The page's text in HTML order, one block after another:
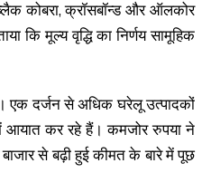
कोबरा, क्रॉसबॉन्ड और ऑलकोर
कि मूल्य वृद्धि का निर्णय सामूहिक
एक दर्जन से अधिक घरेलू उत्पादकों
आयात कर रहे हैं। कमजोर रुपया ने
से बढ़ी हुई कीमत के बारे में पूछ